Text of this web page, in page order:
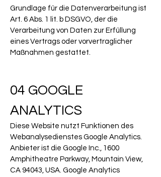
Grundlage für die Datenverarbeitung ist
Art. 6 Abs. 1 lit. b DSGVO, der die
Verarbeitung von Daten zur Erfüllung
eines Vertrags oder vorvertraglicher
Maßnahmen gestattet.
04 GOOGLE
ANALYTICS
Diese Website nutzt Funktionen des
Webanalysedienstes Google Analytics.
Anbieter ist die Google Inc., 1600
Amphitheatre Parkway, Mountain View,
CA 94043, USA. Google Analytics